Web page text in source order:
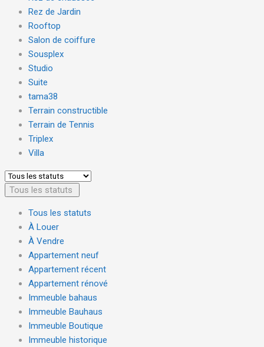
Rez de Jardin
Rooftop
Salon de coiffure
Sousplex
Studio
Suite
tama38
Terrain constructible
Terrain de Tennis
Triplex
Villa
Tous les statuts
Tous les statuts
À Louer
À Vendre
Appartement neuf
Appartement récent
Appartement rénové
Immeuble bahaus
Immeuble Bauhaus
Immeuble Boutique
Immeuble historique